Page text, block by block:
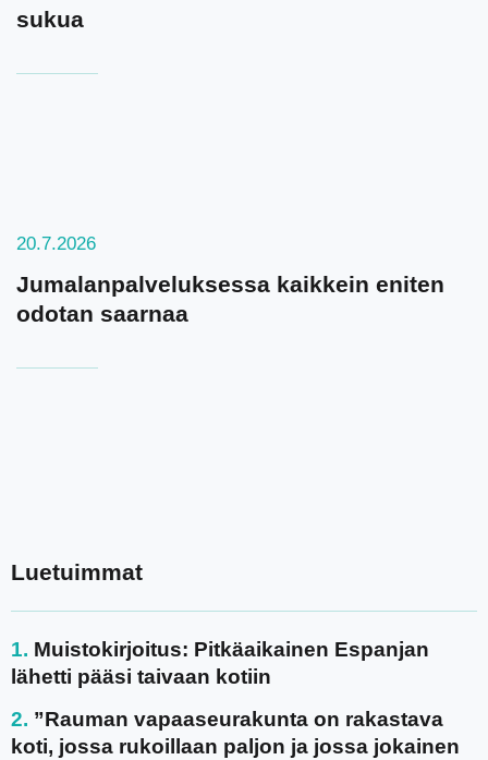
sukua
20.7.2026
Jumalanpalveluksessa kaikkein eniten
odotan saarnaa
Luetuimmat
Muistokirjoitus: Pitkäaikainen Espanjan
lähetti pääsi taivaan kotiin
”Rauman vapaaseurakunta on rakastava
koti, jossa rukoillaan paljon ja jossa jokainen